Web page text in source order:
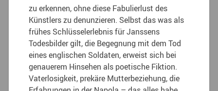
zu erkennen, ohne diese Fabulierlust des
Künstlers zu denunzieren. Selbst das was als
frühes Schlüsselerlebnis für Janssens
Todesbilder gilt, die Begegnung mit dem Tod
eines englischen Soldaten, erweist sich bei
genauerem Hinsehen als poetische Fiktion.
Vaterlosigkeit, prekäre Mutterbeziehung, die